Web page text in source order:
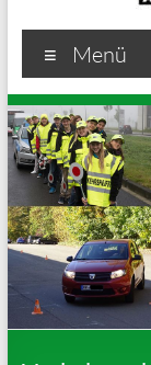
Sicherheit
im
Straßenverkehr
Menü